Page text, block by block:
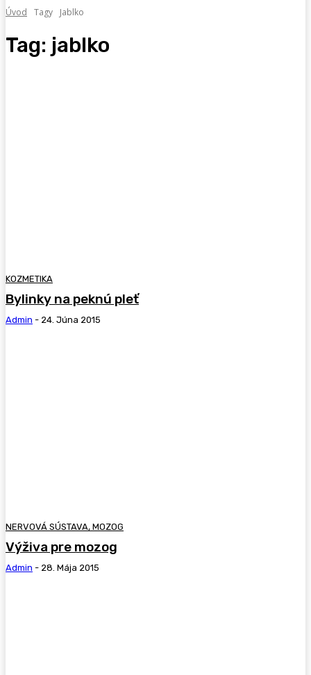
Úvod Tagy Jablko
Tag: jablko
KOZMETIKA
Bylinky na peknú pleť
Admin - 24. Júna 2015
NERVOVÁ SÚSTAVA, MOZOG
Výživa pre mozog
Admin - 28. Mája 2015